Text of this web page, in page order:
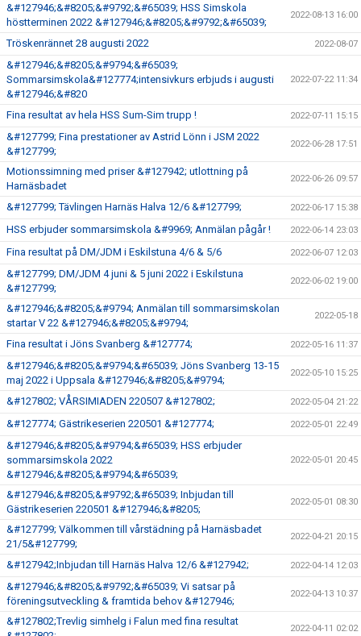
&#127946;&#8205;&#9792;&#65039; HSS Simskola
höstterminen 2022 &#127946;&#8205;&#9792;&#65039;
2022-08-13 16:00
Tröskenrännet 28 augusti 2022 2022-08-07
&#127946;&#8205;&#9794;&#65039;
Sommarsimskola&#127774;intensivkurs erbjuds i augusti
&#127946;&#820
2022-07-22 11:34
Fina resultat av hela HSS Sum-Sim trupp ! 2022-07-11 15:15
&#127799; Fina prestationer av Astrid Lönn i JSM 2022
&#127799;
2022-06-28 17:51
Motionssimning med priser &#127942; utlottning på
Harnäsbadet
2022-06-26 09:57
&#127799; Tävlingen Harnäs Halva 12/6 &#127799; 2022-06-17 15:38
HSS erbjuder sommarsimskola &#9969; Anmälan pågår ! 2022-06-14 23:03
Fina resultat på DM/JDM i Eskilstuna 4/6 & 5/6 2022-06-07 12:03
&#127799; DM/JDM 4 juni & 5 juni 2022 i Eskilstuna
&#127799;
2022-06-02 19:00
&#127946;&#8205;&#9794; Anmälan till sommarsimskolan
startar V 22 &#127946;&#8205;&#9794;
2022-05-18
Fina resultat i Jöns Svanberg &#127774; 2022-05-16 11:37
&#127946;&#8205;&#9794;&#65039; Jöns Svanberg 13-15
maj 2022 i Uppsala &#127946;&#8205;&#9794;
2022-05-10 15:25
&#127802; VÅRSIMIADEN 220507 &#127802; 2022-05-04 21:22
&#127774; Gästrikeserien 220501 &#127774; 2022-05-01 22:49
&#127946;&#8205;&#9794;&#65039; HSS erbjuder
sommarsimskola 2022
&#127946;&#8205;&#9794;&#65039;
2022-05-01 20:45
&#127946;&#8205;&#9792;&#65039; Inbjudan till
Gästrikeserien 220501 &#127946;&#8205;
2022-05-01 08:30
&#127799; Välkommen till vårstädning på Harnäsbadet
21/5&#127799;
2022-04-21 20:15
&#127942;Inbjudan till Harnäs Halva 12/6 &#127942; 2022-04-14 12:03
&#127946;&#8205;&#9792;&#65039; Vi satsar på
föreningsutveckling & framtida behov &#127946;
2022-04-13 10:37
&#127802;Trevlig simhelg i Falun med fina resultat
2022-04-11 02:02